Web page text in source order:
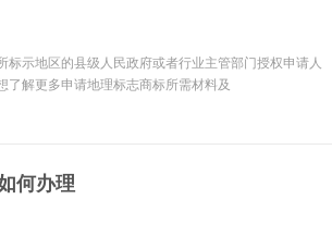
示地区的县级人民政府或者行业主管部门授权申请人
了解更多申请地理标志商标所需材料及
何办理